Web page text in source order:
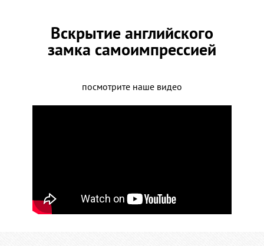
Вскрытие английского
замка самоимпрессией
посмотрите наше видео